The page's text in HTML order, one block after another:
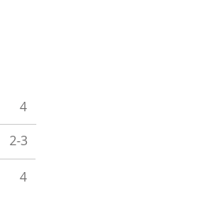
4
2-3
4